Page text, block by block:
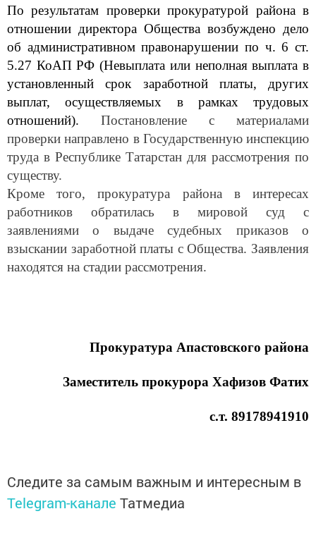
По результатам проверки прокуратурой района в
отношении директора Общества возбуждено дело
об административном правонарушении по ч. 6 ст.
5.27 КоАП РФ (Невыплата или неполная выплата в
установленный срок заработной платы, других
выплат, осуществляемых в рамках трудовых
отношений). Постановление с материалами
проверки направлено в Государственную инспекцию
труда в Республике Татарстан для рассмотрения по
существу.
Кроме того, прокуратура района в интересах
работников обратилась в мировой суд с
заявлениями о выдаче судебных приказов о
взыскании заработной платы с Общества. Заявления
находятся на стадии рассмотрения.
Прокуратура Апастовского района
Заместитель прокурора Хафизов Фатих
с.т. 89178941910
Следите за самым важным и интересным в
Telegram-канале Татмедиа